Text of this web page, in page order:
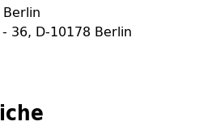
36, D-10178 Berlin